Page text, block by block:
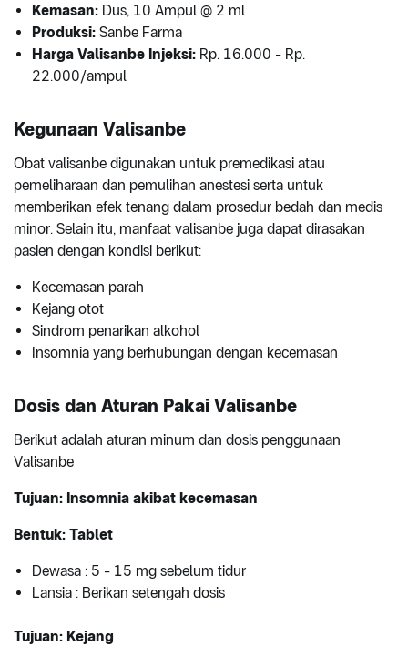
Kemasan: Dus, 10 Ampul @ 2 ml
Produksi: Sanbe Farma
Harga Valisanbe Injeksi: Rp. 16.000 - Rp.
22.000/ampul
Kegunaan Valisanbe
Obat valisanbe digunakan untuk premedikasi atau
pemeliharaan dan pemulihan anestesi serta untuk
memberikan efek tenang dalam prosedur bedah dan medis
minor. Selain itu, manfaat valisanbe juga dapat dirasakan
pasien dengan kondisi berikut:
Kecemasan parah
Kejang otot
Sindrom penarikan alkohol
Insomnia yang berhubungan dengan kecemasan
Dosis dan Aturan Pakai Valisanbe
Berikut adalah aturan minum dan dosis penggunaan
Valisanbe
Tujuan: Insomnia akibat kecemasan
Bentuk: Tablet
Dewasa : 5 - 15 mg sebelum tidur
Lansia : Berikan setengah dosis
Tujuan: Kejang